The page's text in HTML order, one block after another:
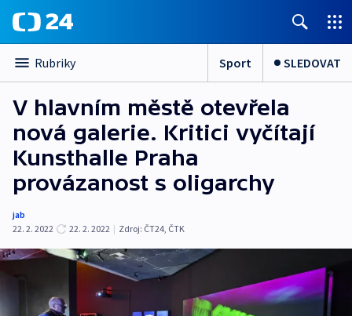
Rubriky Sport SLEDOVAT
V hlavním městě otevřela
nová galerie. Kritici vyčítají
Kunsthalle Praha
provázanost s oligarchy
jab
22. 2. 2022
22. 2. 2022 | Zdroj: ČT24, ČTK